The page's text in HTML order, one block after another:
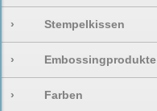
› Stempelkissen
› Embossingprodukte
› Farben